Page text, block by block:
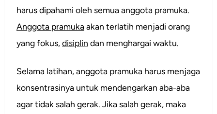
harus dipahami oleh semua anggota pramuka.
Anggota pramuka akan terlatih menjadi orang
yang fokus,disiplin dan menghargai waktu.
Selama latihan, anggota pramuka harus menjaga
konsentrasinya untuk mendengarkan aba-aba
agar tidak salah gerak. Jika salah gerak, maka